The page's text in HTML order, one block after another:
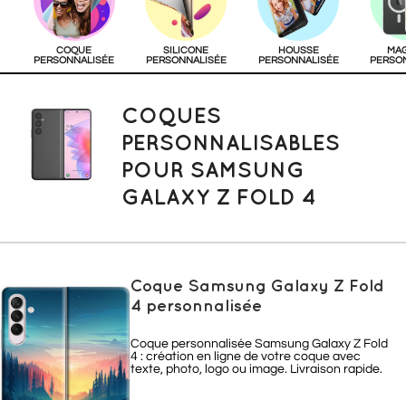
COQUE
PERSONNALISÉE
SILICONE
PERSONNALISÉE
HOUSSE
PERSONNALISÉE
COQUES
PERSONNALISABLES
POUR SAMSUNG
GALAXY Z FOLD 4
Coque Samsung Galaxy Z Fold
4 personnalisée
Coque personnalisée Samsung Galaxy Z Fold
4 : création en ligne de votre coque avec
texte, photo, logo ou image. Livraison rapide.